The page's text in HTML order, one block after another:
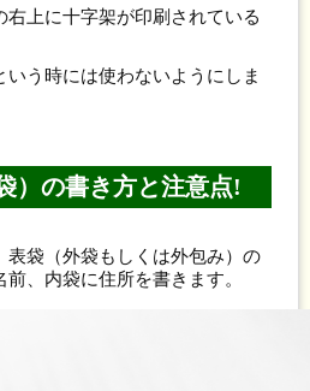
右上に十字架が印刷されている
いう時には使わないようにしま
）の書き方と注意点!
表袋（外袋もしくは外包み）の
前、内袋に住所を書きます。